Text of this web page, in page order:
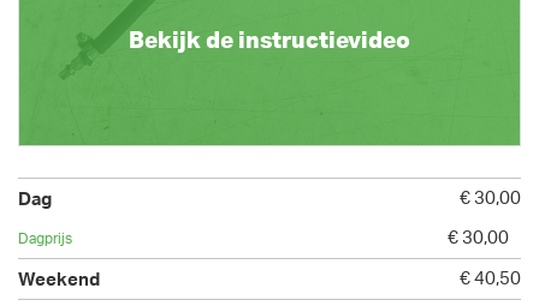
Bekijk de instructievideo
€ 30,00
€ 30,00
€ 40,50